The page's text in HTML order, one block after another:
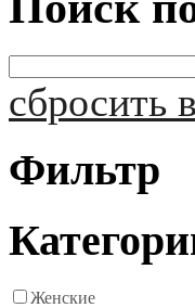
сбросить
Фильтр
Женские